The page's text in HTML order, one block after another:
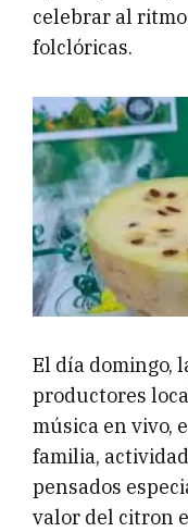
celebrar al
folclóricas.
El día domingo,
productores
música en vivo,
familia,
pensados
valor del citron